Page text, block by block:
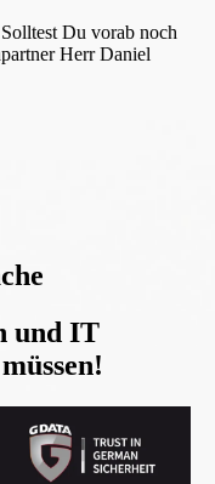
Solltest Du vorab noch
Herr Daniel
und IT